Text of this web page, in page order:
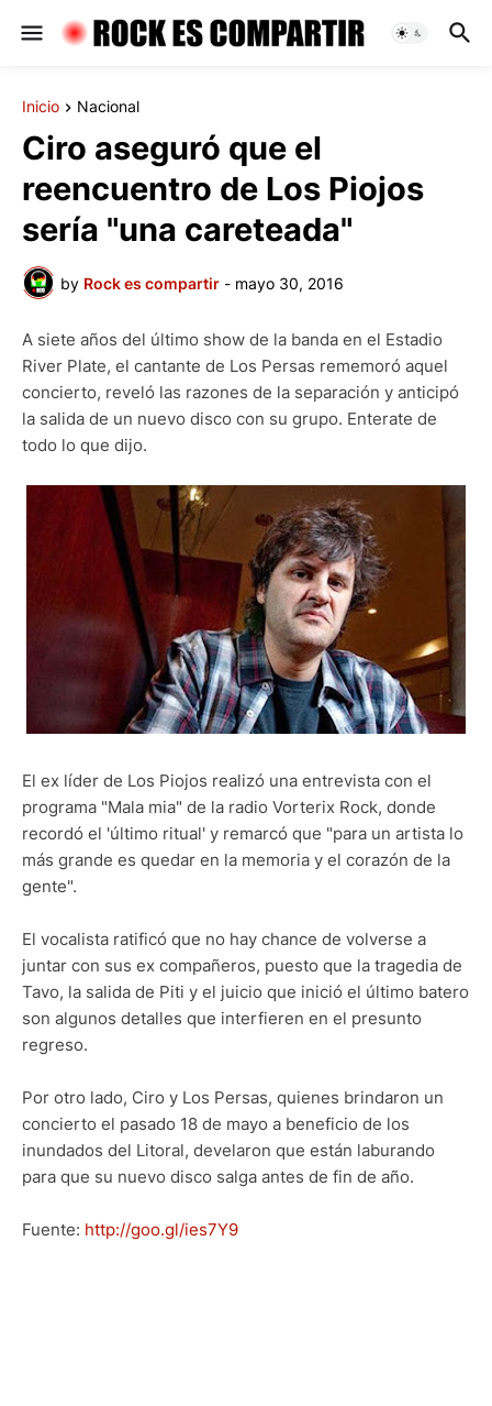
Inicio Nacional
Ciro aseguró que el
reencuentro de Los Piojos
sería "una careteada"
by Rock es compartir - mayo 30, 2016
A siete años del último show de la banda en el Estadio
River Plate, el cantante de Los Persas rememoró aquel
concierto, reveló las razones de la separación y anticipó
la salida de un nuevo disco con su grupo. Enterate de
todo lo que dijo.
El ex líder de Los Piojos realizó una entrevista con el
programa "Mala mia" de la radio Vorterix Rock, donde
recordó el 'último ritual' y remarcó que "para un artista lo
más grande es quedar en la memoria y el corazón de la
gente".
El vocalista ratificó que no hay chance de volverse a
juntar con sus ex compañeros, puesto que la tragedia de
Tavo, la salida de Piti y el juicio que inició el último batero
son algunos detalles que interfieren en el presunto
regreso.
Por otro lado, Ciro y Los Persas, quienes brindaron un
concierto el pasado 18 de mayo a beneficio de los
inundados del Litoral, develaron que están laburando
para que su nuevo disco salga antes de fin de año.
Fuente: http://goo.gl/ies7Y9